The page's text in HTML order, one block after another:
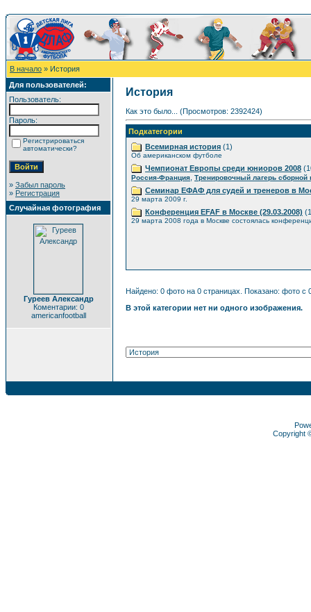
В начало » История
Для пользователей:
Пользователь:
Пароль:
Регистрироваться
автоматически?
» Забыл пароль
» Регистрация
Случайная фотография
Гуреев Александр
Коментарии: 0
americanfootball
История
Как это было... (Просмотров: 2392424)
Подкатегории
Всемирная история (1)
Об американском футболе
Чемпионат Европы среди юниоров 2008
Россия-Франция Тренировочный лагерь сборной
Семинар ЕФАФ для судей и тренеров в
29 марта 2009 г.
Конференция EFAF в Москве (29.03.2008)
29 марта 2008 года в Москве состоялась
Найдено: 0 фото на 0 страницах. Показано: фото с
В этой категории нет ни одного изображения.
Copyright